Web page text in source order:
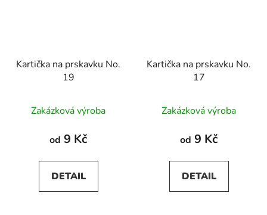
Kartička na prskavku No.
19
Zakázková výroba
od 9 Kč
DETAIL
Kartička na prskavku No.
17
Zakázková výroba
od 9 Kč
DETAIL